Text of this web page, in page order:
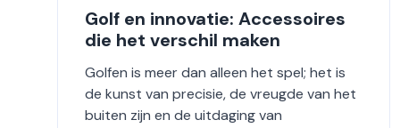
Golf en innovatie: Accessoires
die het verschil maken
Golfen is meer dan alleen het spel; het is
de kunst van precisie, de vreugde van het
buiten zijn en de uitdaging van